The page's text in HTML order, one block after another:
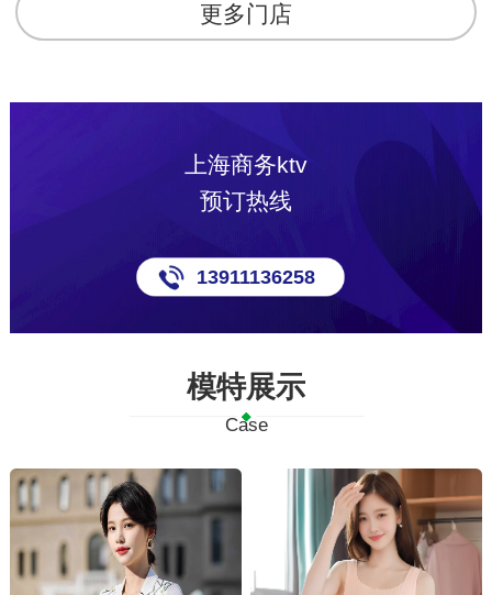
更多门店
上海商务ktv
预订热线
13911136258
模特展示
Case